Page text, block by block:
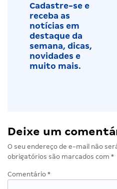
Cadastre-se e
receba as
notícias em
destaque da
semana, dicas,
novidades e
muito mais.
Deixe um
O seu endereço de e-mail não
obrigatórios são marcados com *
Comentário *